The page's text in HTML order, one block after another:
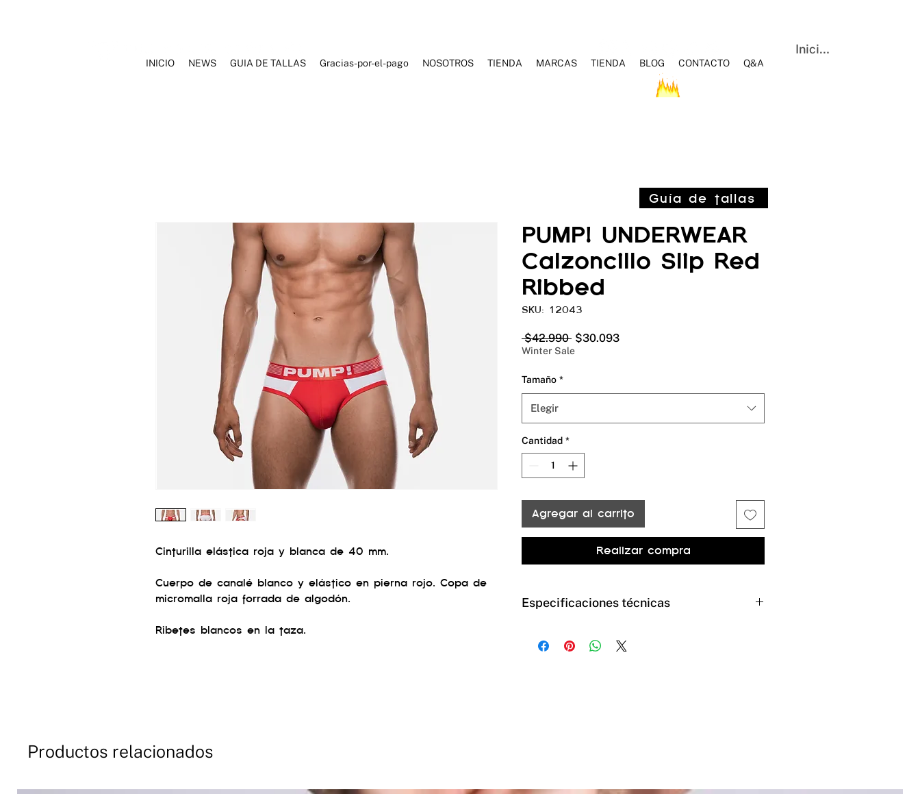
Iniciar sesión
Cinturilla elástica roja y blanca de 40 mm.
Cuerpo de canalé blanco y elástico en pierna rojo. Copa de
micromalla roja forrada de algodón.
Ribetes blancos en la taza.
PUMP! UNDERWEAR
Calzoncillo Slip Red
Ribbed
SKU: 12043
$42.990 Precio
$30.093Precio
Winter Sale
Tamaño *
Elegir
Cantidad *
Agregar al carrito
Realizar compra
Especificaciones técnicas
nylon 89% elastane 11%
Guía de tallas
Productos relacionados
INICIO NEWS GUIA DE TALLAS Gracias-por-el-pago NOSOTROS TIENDA MARCAS TIENDA BLOG CONTACTO Q&A